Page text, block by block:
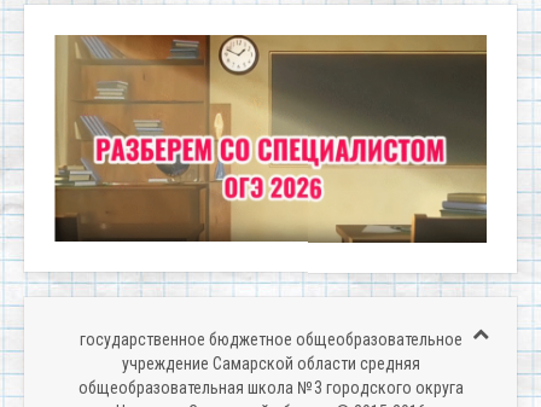
государственное бюджетное общеобразовательное
учреждение Самарской области средняя
общеобразовательная школа № 3 городского округа